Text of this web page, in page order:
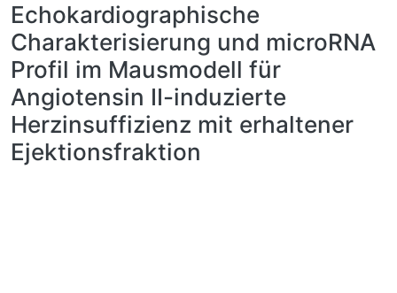
Echokardiographische
Charakterisierung und microRNA
Profil im Mausmodell für
Angiotensin II-induzierte
Herzinsuffizienz mit erhaltener
Ejektionsfraktion